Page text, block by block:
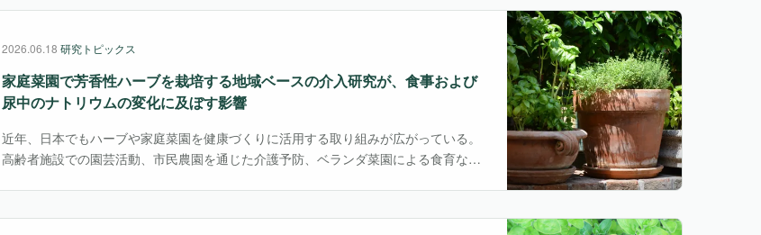
2026.06.18 研究トピックス
家庭菜園で芳香性ハーブを栽培する地域ベースの介入研究が、食事および
尿中のナトリウムの変化に及ぼす影響
近年、日本でもハーブや家庭菜園を健康づくりに活用する取り組みが広がっている。
高齢者施設での園芸活動、市民農園を通じた介護予防、ベランダ菜園による食育な
介入として注目される可能性がある。